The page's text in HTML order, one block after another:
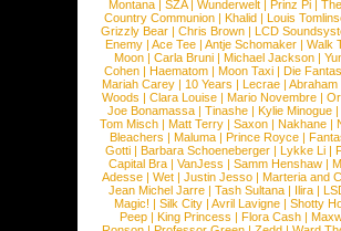
Montana |SZA|Wunderwelt |Prinz Pi |
Country Communion | Khalid | Louis
Grizzly Bear | Chris Brown | LCD
Enemy | Ace Tee | Antje Schomaker | Walk
Moon |Carla Bruni |Michael Jackson |
Cohen |Haematom |Moon Taxi |Die
Mariah Carey | 10 Years | Lecrae | Abraham
Woods |Clara Louise |Mario Novembre |
Joe Bonamassa | Tinashe | Kylie Minogue |
Tom Misch |Matt Terry |Saxon |Nakhane |
Bleachers | Maluma | Prince Royce |
Gotti |Barbara Schoeneberger |Lykke Li |
Capital Bra |VanJess |Samm Henshaw |
Adesse |Wet |Justin Jesso |Marteria and
Jean Michel Jarre |Tash Sultana | Ilira |
Magic! | Silk City | Avril Lavigne | Shotty
Peep |King Princess |Flora Cash |